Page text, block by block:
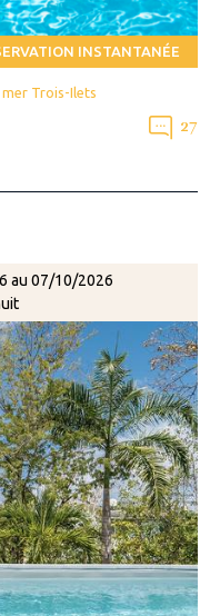
INSTANTANÉE
Trois-Ilets
27
au 07/10/2026